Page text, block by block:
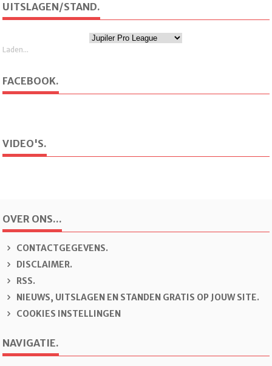
UITSLAGEN/STAND.
Laden...
FACEBOOK.
VIDEO'S.
OVER ONS...
CONTACTGEGEVENS.
DISCLAIMER.
RSS.
NIEUWS, UITSLAGEN EN STANDEN GRATIS OP JOUW SITE.
COOKIES INSTELLINGEN
NAVIGATIE.